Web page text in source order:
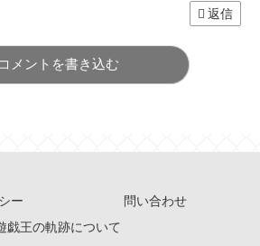
返信
コメントを書き込む
ー
問い合わせ
戯王の軌跡について